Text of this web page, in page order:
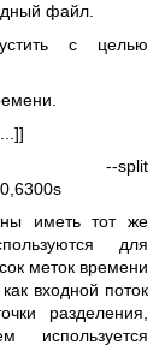
файл.
с целью
...]]
split
иметь тот же
для
меток времени
входной поток
разделения,
используется